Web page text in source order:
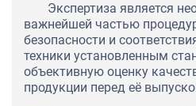
Экспертиза является
важнейшей частью
безопасности и
техники установленным
объективную оценку
продукции перед её